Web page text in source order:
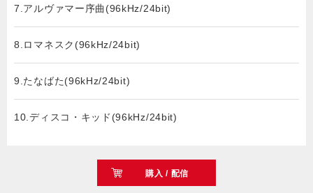
7.アルヴァマー序曲(96kHz/24bit)
8.ロマネスク(96kHz/24bit)
9.たなばた(96kHz/24bit)
10.ディスコ・キッド(96kHz/24bit)
購入 / 配信